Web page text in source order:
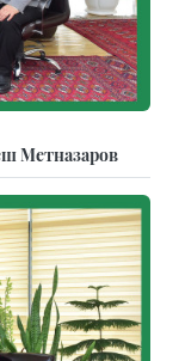
Мeтназаров